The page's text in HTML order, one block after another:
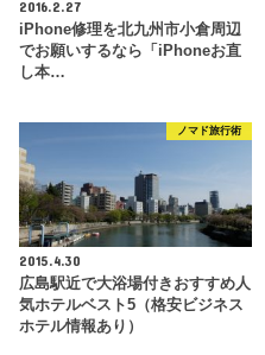
2016.2.27
iPhone修理を北九州市小倉周辺
でお願いするなら「iPhoneお直
し本…
ノマド旅行術
2015.4.30
広島駅近で大浴場付きおすすめ人
気ホテルベスト5（格安ビジネス
ホテル情報あり）